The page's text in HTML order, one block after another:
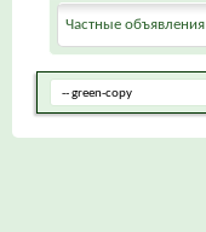
Частные объявления